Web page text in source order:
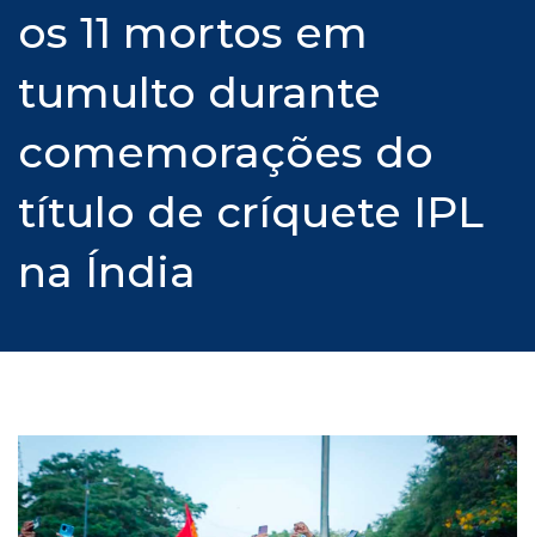
os 11 mortos em
tumulto durante
comemorações do
título de críquete IPL
na Índia